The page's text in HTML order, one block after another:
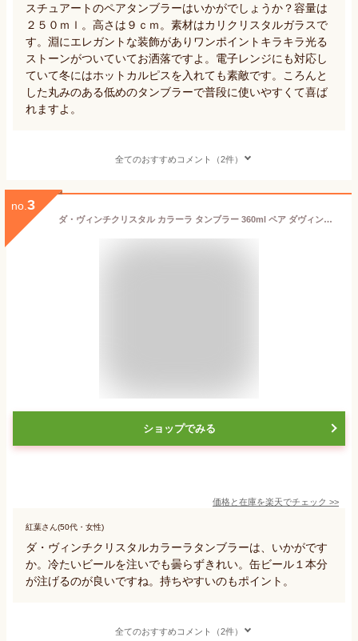
スチュアートのペアタンブラーはいかがでしょうか？容量は
２５０ｍｌ。高さは９ｃｍ。素材はカリクリスタルガラスで
す。淵にエレガントな装飾がありワンポイントキラキラ光る
ストーンがついていてお洒落ですよ。電子レンジにも対応し
ていて冬にはホットカルピスを入れても素敵です。ころんと
した丸みのある低めのタンブラーで普段に使いやすくて喜ば
れますよ。
全てのおすすめコメント（2件）
no. 3
ダ・ヴィンチクリスタル カラーラ タンブラー 360ml ペア ダヴィンチクリスタル グラス 実用的 実用品 ギフト 食器 ブランド 結婚祝い 内祝い 出産内祝い 出産祝い 結婚内祝い
ショップでみる
価格と在庫を楽天でチェック >>
紅葉さん(50代・女性)
ダ・ヴィンチクリスタルカラーラタンブラーは、いかがです
か。冷たいビールを注いでも曇らずきれい。缶ビール１本分
が注げるのが良いですね。持ちやすいのもポイント。
全てのおすすめコメント（2件）